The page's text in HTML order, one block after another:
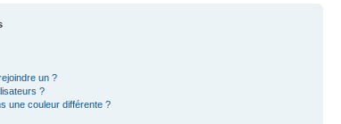
un ?
?
une couleur différente ?